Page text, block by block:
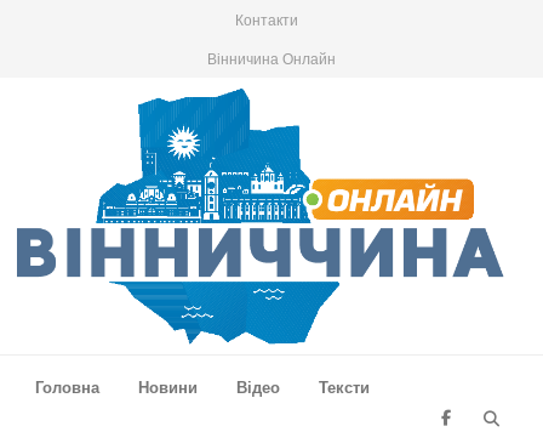
Контакти
Вінничина Онлайн
Головна
Новини Відео Тексти